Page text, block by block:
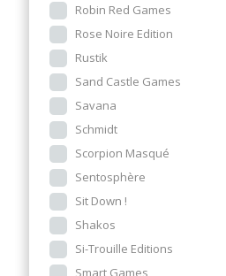
Robin Red Games
Rose Noire Edition
Rustik
Sand Castle Games
Savana
Schmidt
Scorpion Masqué
Sentosphère
Sit Down !
Shakos
Si-Trouille Editions
Smart Games